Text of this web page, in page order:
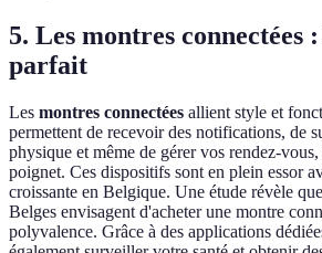
5. Les montres connectées
parfait
Les montres connectées allient style et
permettent de recevoir des notifications, de
physique et même de gérer vos rendez-
poignet. Ces dispositifs sont en plein essor
croissante en Belgique. Une étude révèle
Belges envisagent d'acheter une montre
polyvalence. Grâce à des applications